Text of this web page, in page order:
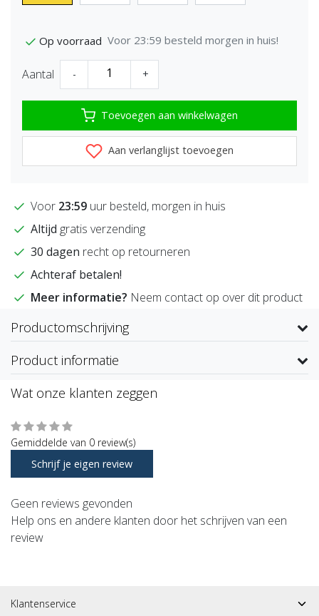
Op voorraad Voor 23:59 besteld morgen in huis!
Aantal - +
Toevoegen aan winkelwagen
Aan verlanglijst toevoegen
Voor 23:59 uur besteld, morgen in huis
Altijd gratis verzending
30 dagen recht op retourneren
Achteraf betalen!
Meer informatie? Neem contact op over dit product
Productomschrijving
Product informatie
Wat onze klanten zeggen
Gemiddelde van 0 review(s)
Schrijf je eigen review
Geen reviews gevonden
Help ons en andere klanten door het schrijven van een
review
Klantenservice